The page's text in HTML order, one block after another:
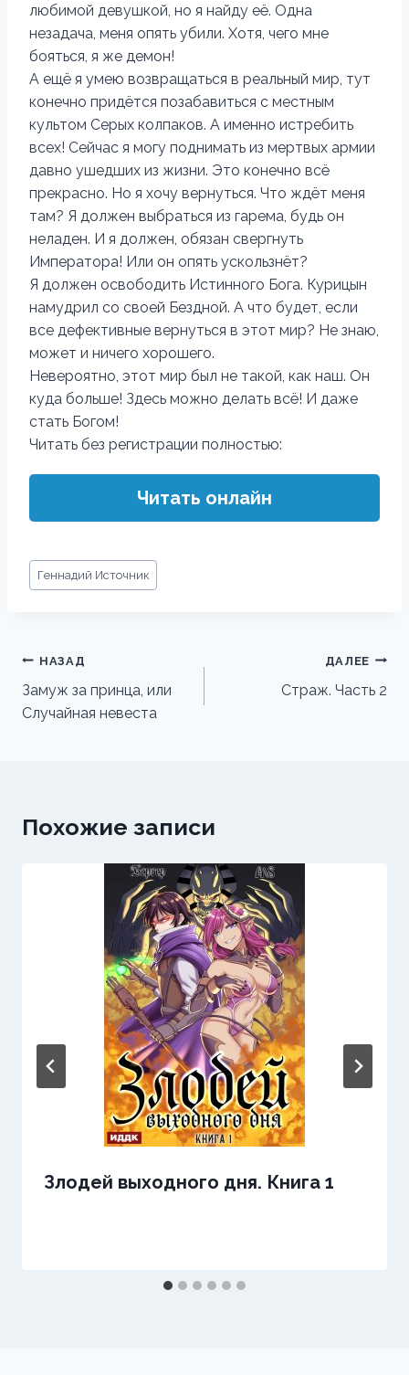
любимой девушкой, но я найду её. Одна
незадача, меня опять убили. Хотя, чего мне
бояться, я же демон!
А ещё я умею возвращаться в реальный мир, тут
конечно придётся позабавиться с местным
культом Серых колпаков. А именно истребить
всех! Сейчас я могу поднимать из мертвых армии
давно ушедших из жизни. Это конечно всё
прекрасно. Но я хочу вернуться. Что ждёт меня
там? Я должен выбраться из гарема, будь он
неладен. И я должен, обязан свергнуть
Императора! Или он опять ускользнёт?
Я должен освободить Истинного Бога. Курицын
намудрил со своей Бездной. А что будет, если
все дефективные вернуться в этот мир? Не знаю,
может и ничего хорошего.
Невероятно, этот мир был не такой, как наш. Он
куда больше! Здесь можно делать всё! И даже
стать Богом!
Читать без регистрации полностью:
Читать онлайн
Метки
записи:
Геннадий Источник
Навигация
по
записям
НАЗАД
Замуж за принца, или
Случайная невеста
ДАЛЕЕ
Страж. Часть 2
Похожие записи
Злодей выходного дня. Книга 1